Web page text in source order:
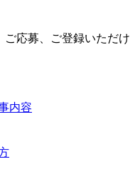
応募、ご登録いただけ
内容